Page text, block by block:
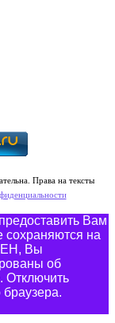
Права на тексты
Вам
сохраняются на
Вы
об
Отключить